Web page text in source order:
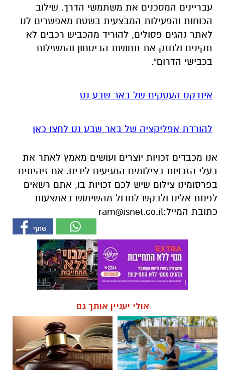
עבריינים המסכנים את משתמשי הדרך. שילוב
הכוחות והפעילות המבצעית בשטח מאפשרים לנו
לאתר נהגים פסולים, להוריד מהכביש רכבים לא
תקינים ולחזק את תחושת הביטחון והמשילות
בכבישי הדרום".
אינדקס העסקים של באר שבע נט
להורדת אפליקציה של באר שבע נט לחצו כאן
אנו מכבדים זכויות יוצרים ועושים מאמץ לאתר את
בעלי הזכויות בצילומים המגיעים לידינו. אם זיהיתים
בפרסומינו צילום שיש לכם זכויות בו, אתם רשאים
לפנות אלינו ולבקש לחדול מהשימוש באמצעות
כתובת המייל:ram@isnet.co.il
אולי יעניין אותך גם